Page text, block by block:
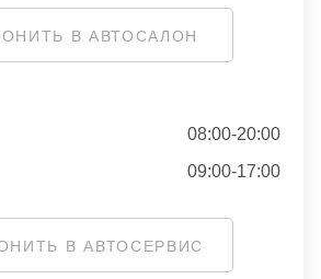
В АВТОСАЛОН
08:00-20:00
09:00-17:00
В АВТОСЕРВИС